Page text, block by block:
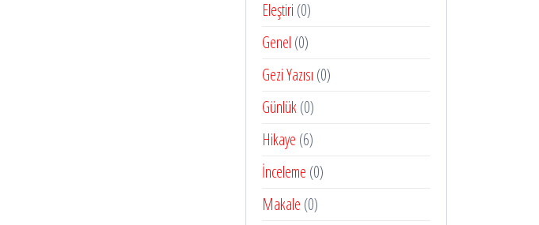
Eleştiri (0)
Genel (0)
Gezi Yazısı (0)
Günlük(0)
Hikaye (6)
İnceleme (0)
Makale (0)